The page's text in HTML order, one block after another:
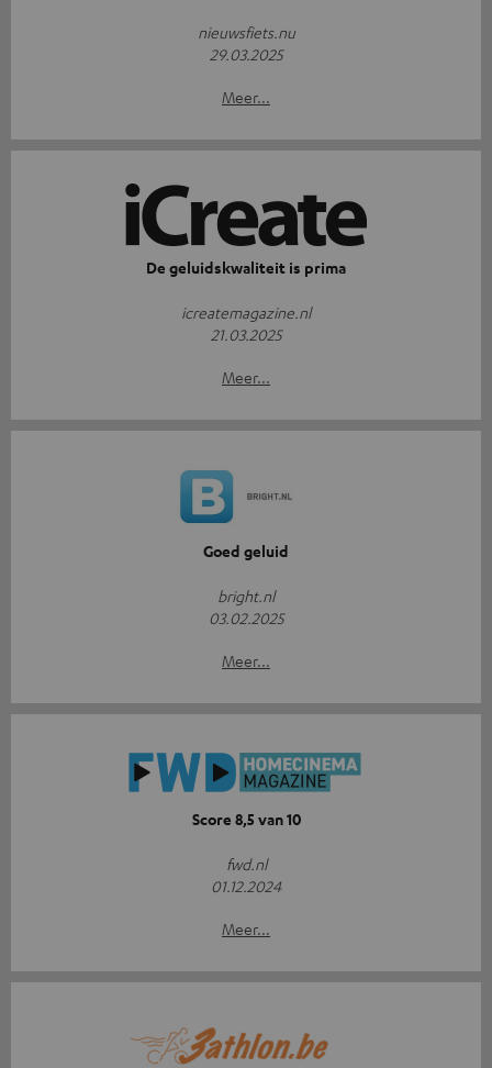
nieuwsfiets.nu
29.03.2025
Meer...
De geluidskwaliteit is prima
icreatemagazine.nl
21.03.2025
Meer...
Goed geluid
bright.nl
03.02.2025
Meer...
Score 8,5 van 10
fwd.nl
01.12.2024
Meer...